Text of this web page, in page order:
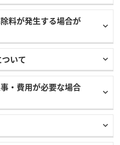
料が発生する場合が
いて
・費用が必要な場合